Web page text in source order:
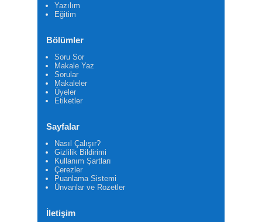
Yazılım
Eğitim
Bölümler
Soru Sor
Makale Yaz
Sorular
Makaleler
Üyeler
Etiketler
Sayfalar
Nasıl Çalışır?
Gizlilik Bildirimi
Kullanım Şartları
Çerezler
Puanlama Sistemi
Ünvanlar ve Rozetler
İletişim